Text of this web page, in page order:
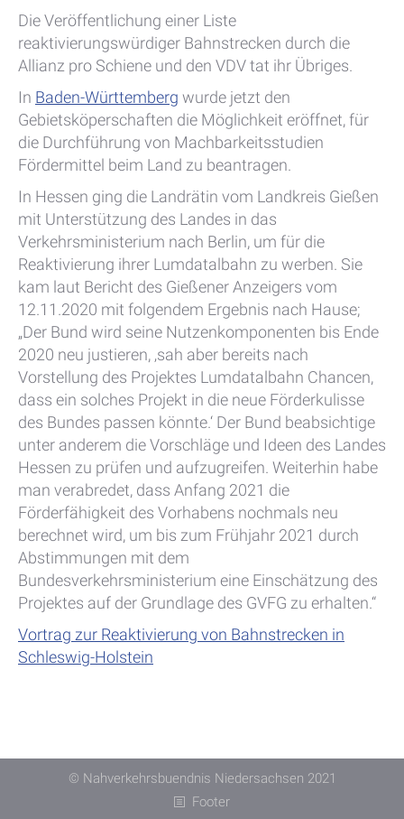
Die Veröffentlichung einer Liste
reaktivierungswürdiger Bahnstrecken durch die
Allianz pro Schiene und den VDV tat ihr Übriges.
In Baden-Württemberg wurde jetzt den
Gebietsköperschaften die Möglichkeit eröffnet, für
die Durchführung von Machbarkeitsstudien
Fördermittel beim Land zu beantragen.
In Hessen ging die Landrätin vom Landkreis Gießen
mit Unterstützung des Landes in das
Verkehrsministerium nach Berlin, um für die
Reaktivierung ihrer Lumdatalbahn zu werben. Sie
kam laut Bericht des Gießener Anzeigers vom
12.11.2020 mit folgendem Ergebnis nach Hause;
„Der Bund wird seine Nutzenkomponenten bis Ende
2020 neu justieren, ‚sah aber bereits nach
Vorstellung des Projektes Lumdatalbahn Chancen,
dass ein solches Projekt in die neue Förderkulisse
des Bundes passen könnte.‘ Der Bund beabsichtige
unter anderem die Vorschläge und Ideen des Landes
Hessen zu prüfen und aufzugreifen. Weiterhin habe
man verabredet, dass Anfang 2021 die
Förderfähigkeit des Vorhabens nochmals neu
berechnet wird, um bis zum Frühjahr 2021 durch
Abstimmungen mit dem
Bundesverkehrsministerium eine Einschätzung des
Projektes auf der Grundlage des GVFG zu erhalten.“
Vortrag zur Reaktivierung von Bahnstrecken in
Schleswig-Holstein
© Nahverkehrsbuendnis Niedersachsen 2021
Footer